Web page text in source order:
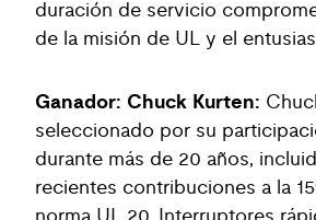
duración de servicio
de la misión de UL y el
Ganador: Chuck Kurten:
seleccionado por su
durante más de 20 años,
recientes contribuciones a la